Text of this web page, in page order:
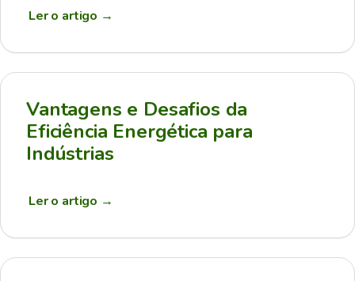
Ler o artigo →
Vantagens e Desafios da
Eficiência Energética para
Indústrias
Ler o artigo →